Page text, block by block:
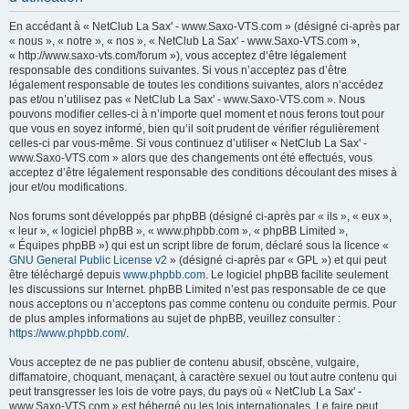
h
En accédant à « NetClub La Sax' - www.Saxo-VTS.com » (désigné ci-après par
« nous », « notre », « nos », « NetClub La Sax' - www.Saxo-VTS.com »,
« http://www.saxo-vts.com/forum »), vous acceptez d’être légalement
responsable des conditions suivantes. Si vous n’acceptez pas d’être
légalement responsable de toutes les conditions suivantes, alors n’accédez
pas et/ou n’utilisez pas « NetClub La Sax' - www.Saxo-VTS.com ». Nous
pouvons modifier celles-ci à n’importe quel moment et nous ferons tout pour
que vous en soyez informé, bien qu’il soit prudent de vérifier régulièrement
celles-ci par vous-même. Si vous continuez d’utiliser « NetClub La Sax' -
www.Saxo-VTS.com » alors que des changements ont été effectués, vous
acceptez d’être légalement responsable des conditions découlant des mises à
jour et/ou modifications.
Nos forums sont développés par phpBB (désigné ci-après par « ils », « eux »,
« leur », « logiciel phpBB », « www.phpbb.com », « phpBB Limited »,
« Équipes phpBB ») qui est un script libre de forum, déclaré sous la licence «
GNU General Public License v2 » (désigné ci-après par « GPL ») et qui peut
être téléchargé depuis www.phpbb.com. Le logiciel phpBB facilite seulement
les discussions sur Internet. phpBB Limited n’est pas responsable de ce que
nous acceptons ou n’acceptons pas comme contenu ou conduite permis. Pour
de plus amples informations au sujet de phpBB, veuillez consulter :
https://www.phpbb.com/.
Vous acceptez de ne pas publier de contenu abusif, obscène, vulgaire,
diffamatoire, choquant, menaçant, à caractère sexuel ou tout autre contenu qui
peut transgresser les lois de votre pays, du pays où « NetClub La Sax' -
www.Saxo-VTS.com » est hébergé ou les lois internationales. Le faire peut